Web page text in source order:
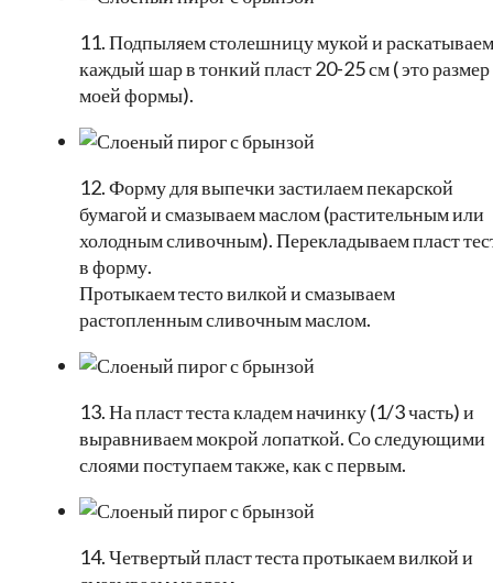
11. Подпыляем столешницу мукой и раскатываем
каждый шар в тонкий пласт 20-25 см ( это размер
моей формы).
12. Форму для выпечки застилаем пекарской
бумагой и смазываем маслом (растительным или
холодным сливочным). Перекладываем пласт
в форму.
Протыкаем тесто вилкой и смазываем
растопленным сливочным маслом.
13. На пласт теста кладем начинку (1/3 часть) и
выравниваем мокрой лопаткой. Со следующими
слоями поступаем также, как с первым.
14. Четвертый пласт теста протыкаем вилкой и